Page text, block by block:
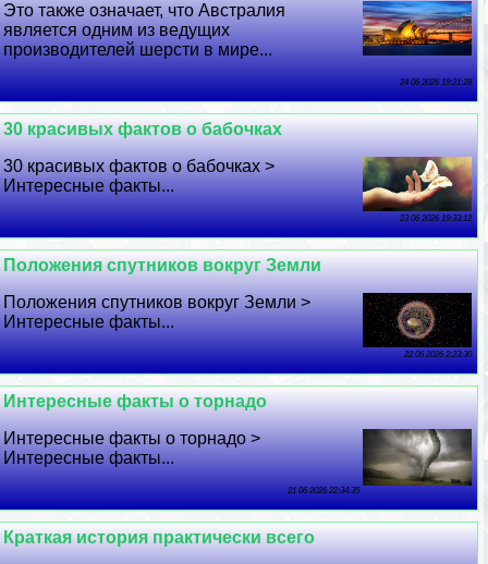
Это также означает, что Австралия
является одним из ведущих
производителей шерсти в мире...
24 06 2026 19:21:28
30 красивых фактов о бабочках
30 красивых фактов о бабочках >
Интересные факты...
23 06 2026 19:33:12
Положения спутников вокруг Земли
Положения спутников вокруг Земли >
Интересные факты...
22 06 2026 2:23:30
Интересные факты о торнадо
Интересные факты о торнадо >
Интересные факты...
21 06 2026 22:34:35
Краткая история пpaктически всего